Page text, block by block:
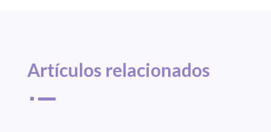
Artículos relacionados
^